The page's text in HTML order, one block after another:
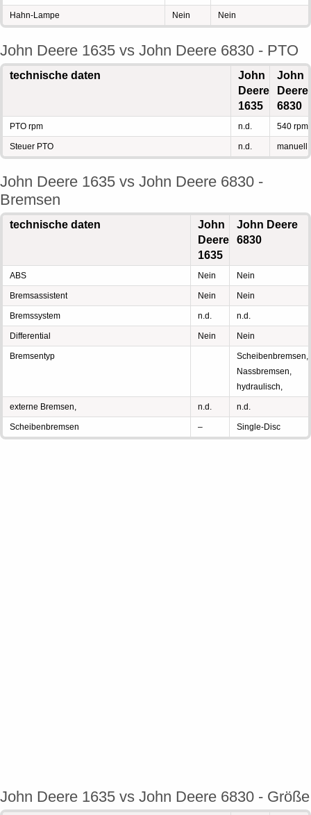
Hahn-Lampe Nein Nein
John Deere 1635 vs John Deere 6830 - PTO
technische daten
John
Deere
1635
John
Deere
6830
PTO rpm n.d. 540 rpm
Steuer PTO n.d. manuell
John Deere 1635 vs John Deere 6830 -
Bremsen
technische daten
John
Deere
1635
John Deere
6830
ABS Nein Nein
Bremsassistent Nein Nein
Bremssystem n.d. n.d.
Differential Nein Nein
Bremsentyp
Scheibenbremsen,
Nassbremsen,
hydraulisch,
externe Bremsen, n.d. n.d.
Scheibenbremsen – Single-Disc
John Deere 1635 vs John Deere 6830 - Größe